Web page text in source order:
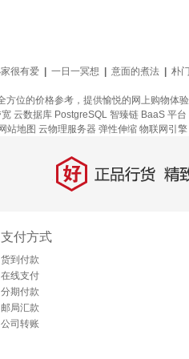
很有爱 一日一冥想 意面的煮法 朴
位的价格参考，提供愉悦的网上购物体验
云数据库 PostgreSQL 智臻链 BaaS 平台
网站地图 云物理服务器 弹性伸缩 物联网引擎
好 正品行货，精致
支付方式
货到付款
在线支付
分期付款
邮局汇款
公司转账